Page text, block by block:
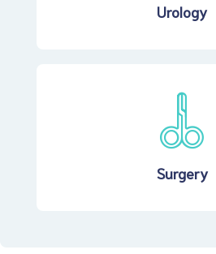
Urology
Surgery